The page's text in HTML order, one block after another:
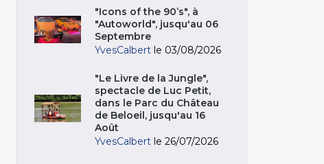
"Icons of the 90’s", à
"Autoworld", jusqu'au 06
Septembre
YvesCalbert le 03/08/2026
"Le Livre de la Jungle",
spectacle de Luc Petit,
dans le Parc du Château
de Beloeil, jusqu'au 16
Août
YvesCalbert le 26/07/2026